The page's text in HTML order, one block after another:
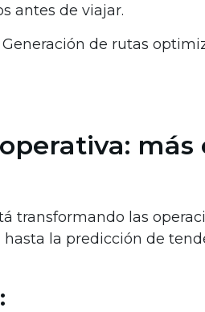
antes de viajar.
Generación de rutas
más
transformando las
la predicción de